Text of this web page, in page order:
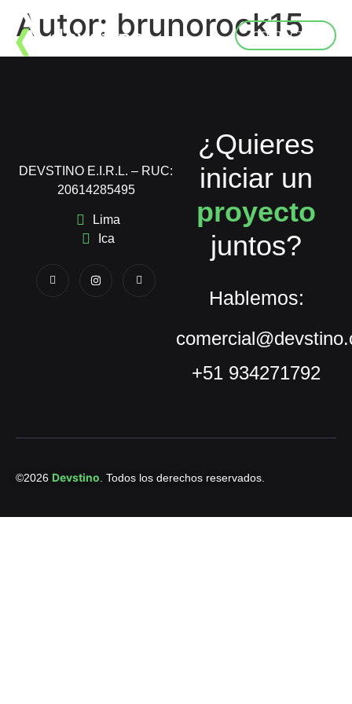
CONTACTAR
Autor: brunorock15
DEVSTINO E.I.R.L. – RUC:
20614285495
Lima
Ica
¿Quieres
iniciar un
proyecto
juntos?
Hablemos:
+51 934271792
©2026 Devstino . Todos los derechos reservados.